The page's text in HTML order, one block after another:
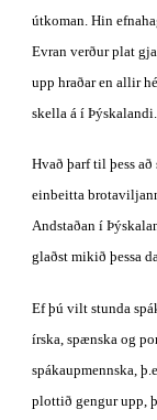
útkoman. Hin
Evran verður plat
upp hraðar en allir
skella á í
Hvað þarf til þess
einbeitta
Andstaðan í
glaðst mikið þessa
Ef þú vilt stunda
írska, spænska og
spákaupmennska,
plottið gengur upp,